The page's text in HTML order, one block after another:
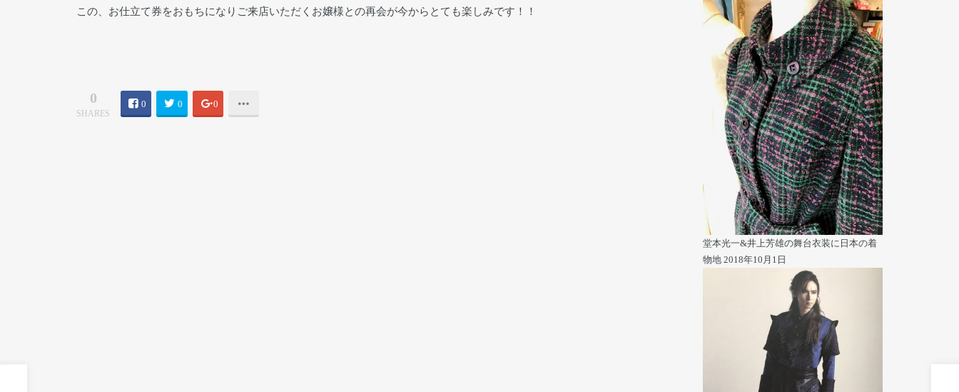
この、お仕立て券をおもちになりご来店いただくお嬢様との再会が今からとても楽しみです！！
0
SHARES
0 0 0
堂本光一&井上芳雄の舞台衣装に日本の着
物地2018年10月1日